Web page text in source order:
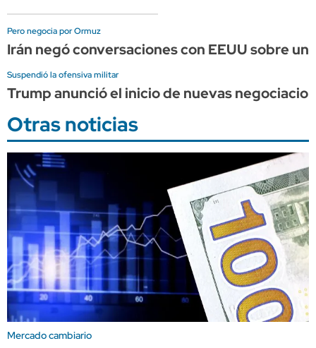
Pero negocia por Ormuz
Irán negó conversaciones con EEUU sobre
Suspendió la ofensiva militar
Trump anunció el inicio de nuevas
Otras noticias
Mercado cambiario